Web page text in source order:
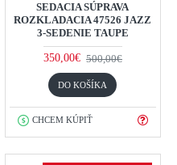
SEDACIA SÚPRAVA
ROZKLADACIA 47526 JAZZ
3-SEDENIE TAUPE
350,00€ 500,00€
DO KOŠÍKA
CHCEM KÚPIŤ